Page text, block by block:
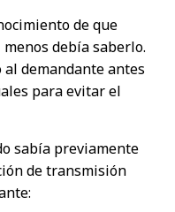
de que
debía saberlo.
demandante antes
para evitar el
sabía previamente
de transmisión